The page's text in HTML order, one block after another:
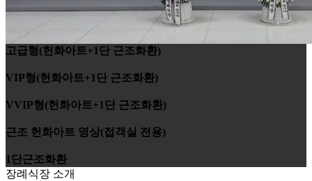
고급형(헌화아트+1단 근조화환)
VIP형(헌화아트+1단 근조화환)
VVIP형(헌화아트+1단 근조화환)
근조 헌화아트 영상(접객실 전용)
1단근조화환
장례식장 소개